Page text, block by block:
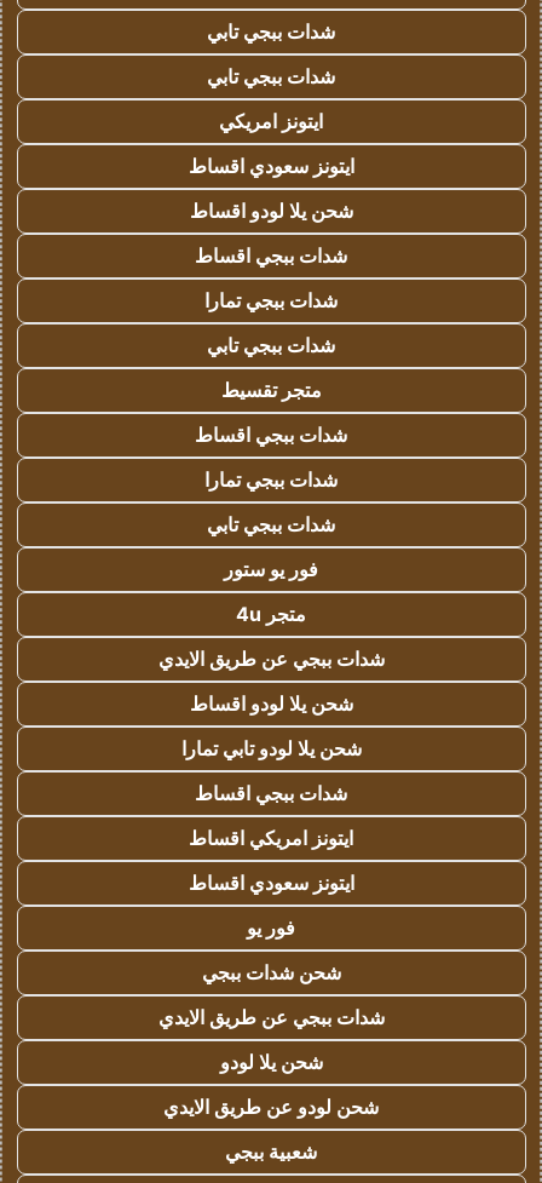
شدات ببجي تابي
شدات ببجي تابي
ايتونز امريكي
ايتونز سعودي اقساط
شحن يلا لودو اقساط
شدات ببجي اقساط
شدات ببجي تمارا
شدات ببجي تابي
متجر تقسيط
شدات ببجي اقساط
شدات ببجي تمارا
شدات ببجي تابي
فور يو ستور
متجر 4u
شدات ببجي عن طريق الايدي
شحن يلا لودو اقساط
شحن يلا لودو تابي تمارا
شدات ببجي اقساط
ايتونز امريكي اقساط
ايتونز سعودي اقساط
فور يو
شحن شدات ببجي
شدات ببجي عن طريق الايدي
شحن يلا لودو
شحن لودو عن طريق الايدي
شعبية ببجي